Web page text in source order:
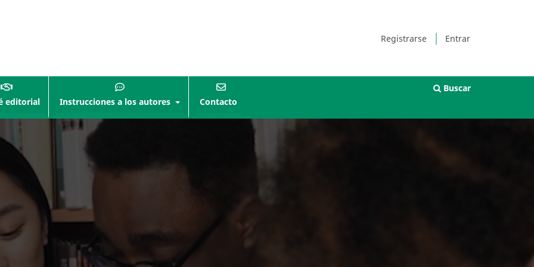
Registrarse Entrar
editorial Instrucciones a los autores Contacto
Buscar